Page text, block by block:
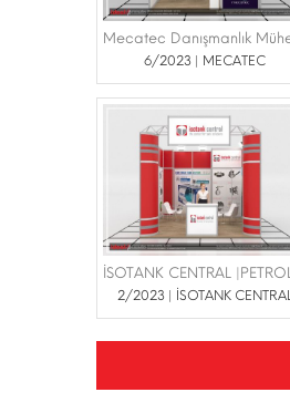
6/2023 | MECATEC
2/2023 | İSOTANK